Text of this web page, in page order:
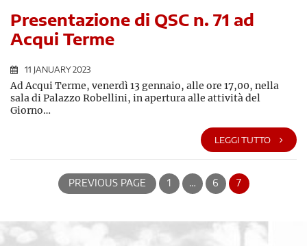
Presentazione di QSC n. 71 ad
Acqui Terme
11 JANUARY 2023
Ad Acqui Terme, venerdì 13 gennaio, alle ore 17,00, nella
sala di Palazzo Robellini, in apertura alle attività del
Giorno…
LEGGI TUTTO
PREVIOUS PAGE 1 … 6 7